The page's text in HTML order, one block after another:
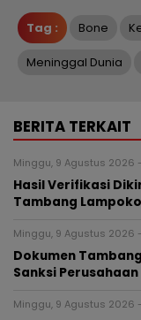
Tag : Bone
Meninggal Dunia
BERITA TERKAIT
Minggu, 9 Agustus 2026 -
Hasil Verifikasi
Tambang
Minggu, 9 Agustus 2026 -
Dokumen
Sanksi
Minggu, 9 Agustus 2026